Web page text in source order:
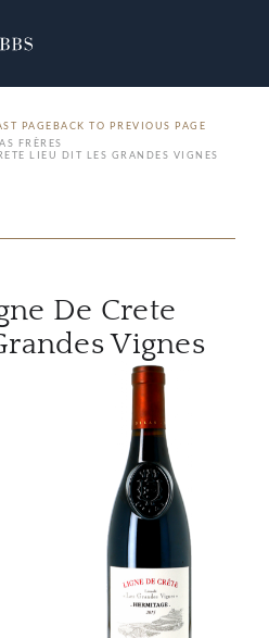
BACK TO PREVIOUS PAGE
FRÈRES
LIEU DIT LES GRANDES VIGNES
De Crete
Vignes